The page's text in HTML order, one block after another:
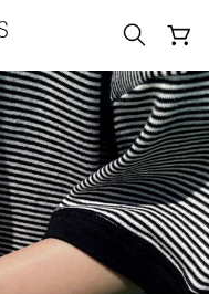
이스 제작
OF BEST